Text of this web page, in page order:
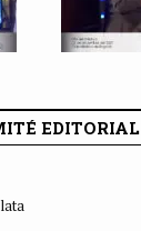
EDITORIAL